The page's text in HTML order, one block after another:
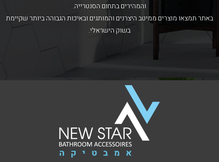
והמהירים בתחום הסנטרייה.
באתר תמצאו מוצרים ממיטב היצרנים והמותגים ובאיכות הגבוהה ביותר שקיימת
בשוק הישראלי.